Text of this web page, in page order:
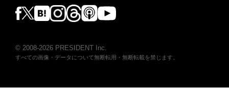
© 2008-2026 PRESIDENT Inc.
すべての画像・データについて無断転用・無断転載を禁じます。